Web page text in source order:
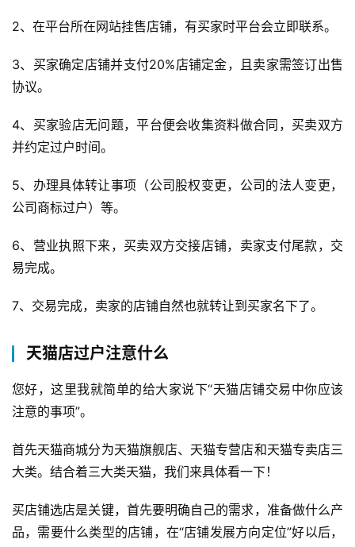
i
观
电
运
营
直
播
货
引
流
推
广
私
域
群
2、在平台所在网站挂售店铺，有买家时平台会立即联系。
3、买家确定店铺并支付20%店铺定金，且卖家需签订出售
协议。
4、买家验店无问题，平台便会收集资料做合同，买卖双方
并约定过户时间。
5、办理具体转让事项（公司股权变更，公司的法人变更，
公司商标过户）等。
6、营业执照下来，买卖双方交接店铺，卖家支付尾款，交
易完成。
7、交易完成，卖家的店铺自然也就转让到买家名下了。
天猫店过户注意什么
您好，这里我就简单的给大家说下“天猫店铺交易中你应该
注意的事项”。
首先天猫商城分为天猫旗舰店、天猫专营店和天猫专卖店三
大类。结合着三大类天猫，我们来具体看一下！
买店铺选店是关键，首先要明确自己的需求，准备做什么产
品，需要什么类型的店铺，在“店铺发展方向定位”好以后，